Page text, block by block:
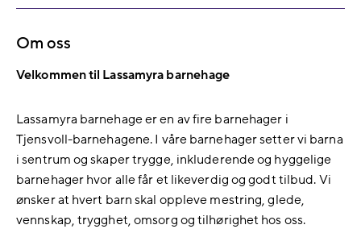
Om oss
Velkommen til Lassamyra barnehage
Lassamyra barnehage er en av fire barnehager i
Tjensvoll-barnehagene. I våre barnehager setter vi barna
i sentrum og skaper trygge, inkluderende og hyggelige
barnehager hvor alle får et likeverdig og godt tilbud. Vi
ønsker at hvert barn skal oppleve mestring, glede,
vennskap, trygghet, omsorg og tilhørighet hos oss.